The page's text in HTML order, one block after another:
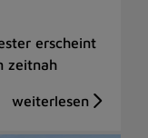
erscheint
zeitnah